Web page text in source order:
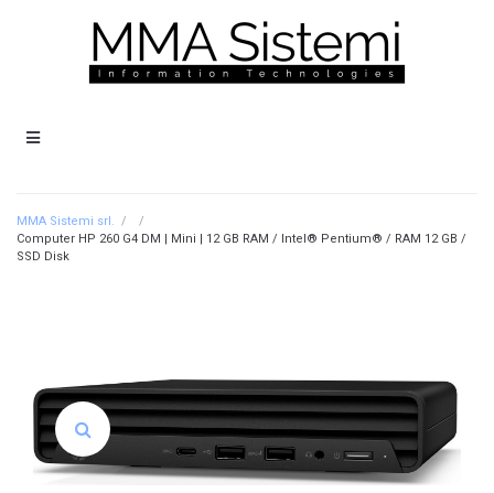
MMA Sistemi srl. /
/
Computer HP 260 G4 DM | Mini | 12 GB RAM / Intel® Pentium® / RAM 12 GB /
SSD Disk